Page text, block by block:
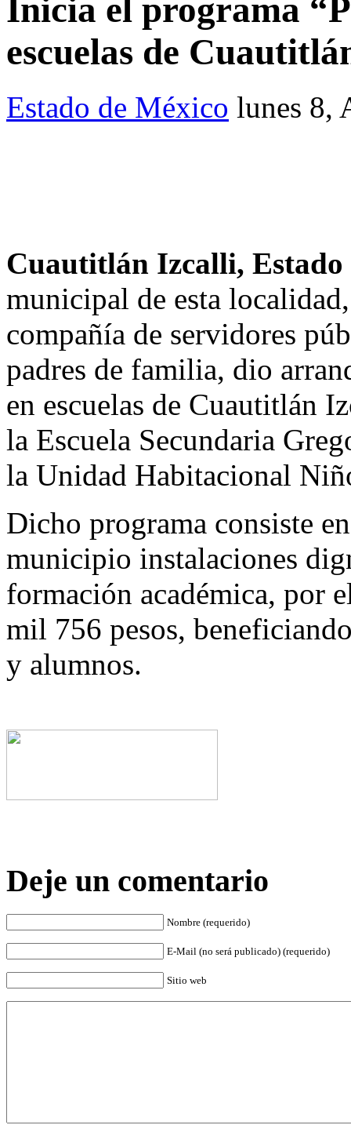
Inicia el programa
escuelas de
Estado de México lunes 8,
Cuautitlán Izcalli,
municipal de esta
compañía de servidores
padres de familia, dio
en escuelas de Cuautitlán
la Escuela Secundaria
la Unidad Habitacional
Dicho programa consiste
municipio instalaciones
formación académica, por
mil 756 pesos,
y alumnos.
Deje un comentario
Nombre (requerido)
E-Mail (no será publicado) (requerido)
Sitio web